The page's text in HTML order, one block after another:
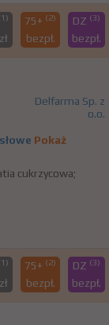
75+ (2)
bezpł.
DZ (3)
bezpł.
Delfarma Sp. z
o.o.
Pokaż
cukrzycowa;
75+ (2)
bezpł.
DZ (3)
bezpł.